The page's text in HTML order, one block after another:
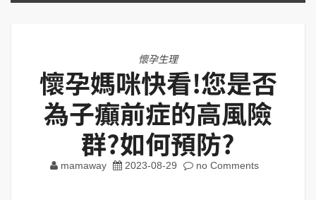
懷孕生理
懷孕媽咪快看!您是否
為子癲前症的高風險
群?如何預防?
mamaway 2023-08-29 no Comments